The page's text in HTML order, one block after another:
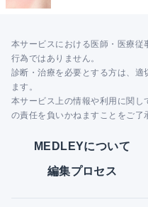
本サービスにおける医師・医療従
行為ではありません。
診断・治療を必要とする方は、適
ます。
本サービス上の情報や利用に関し
の責任を負いかねますことをご了
MEDLEYについて
編集プロセス